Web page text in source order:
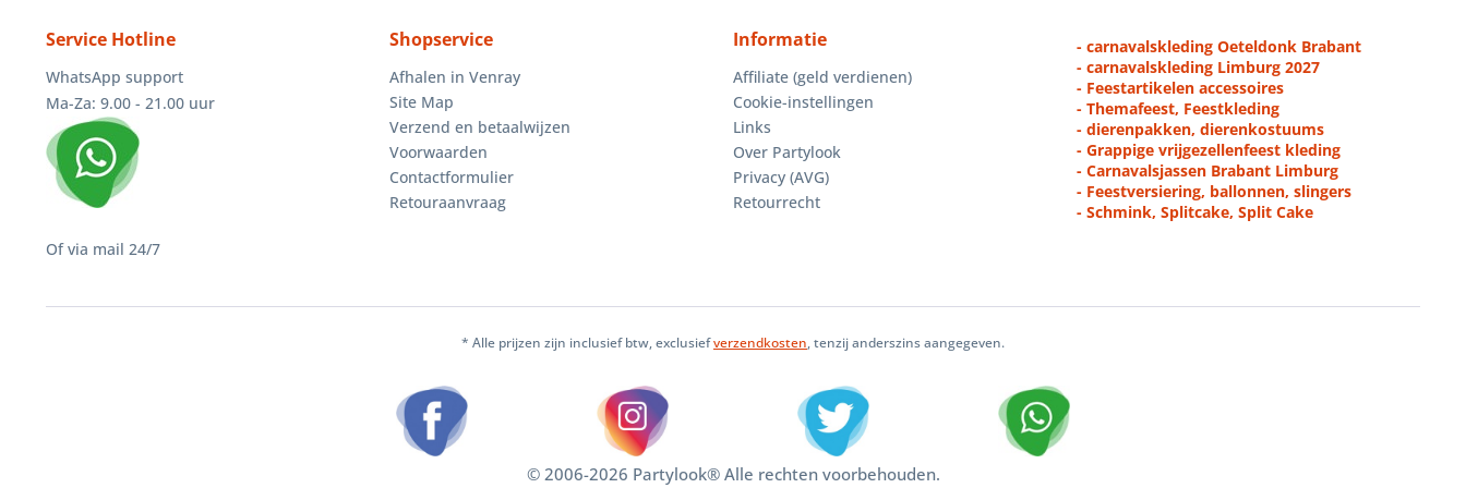
Service Hotline
WhatsApp support
Ma-Za: 9.00 - 21.00 uur
Of via mail 24/7
Shopservice
Afhalen in Venray
Site Map
Verzend en betaalwijzen
Voorwaarden
Contactformulier
Retouraanvraag
Informatie
Affiliate (geld verdienen)
Cookie-instellingen
Links
Over Partylook
Privacy (AVG)
Retourrecht
- carnavalskleding Oeteldonk Brabant
- carnavalskleding Limburg 2027
- Feestartikelen accessoires
- Themafeest, Feestkleding
- dierenpakken, dierenkostuums
- Grappige vrijgezellenfeest kleding
- Carnavalsjassen Brabant Limburg
- Feestversiering, ballonnen, slingers
- Schmink, Splitcake, Split Cake
* Alle prijzen zijn inclusief btw, exclusiefverzendkosten, tenzij anderszins aangegeven.
© 2006-2026 Partylook® Alle rechten voorbehouden.